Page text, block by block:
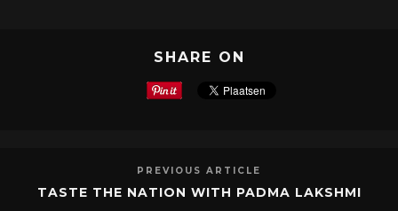
SHARE ON
PREVIOUS ARTICLE
TASTE THE NATION WITH PADMA LAKSHMI